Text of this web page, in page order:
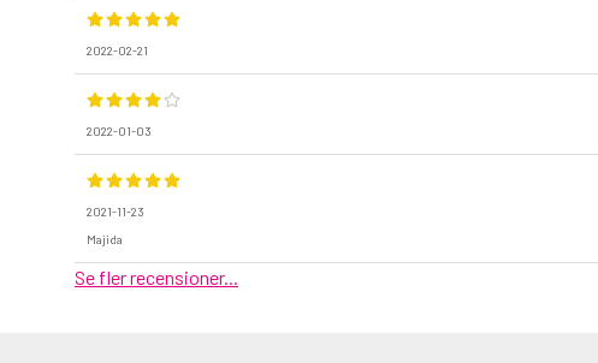
2022-02-21
2022-01-03
2021-11-23
Majida
Se fler recensioner...